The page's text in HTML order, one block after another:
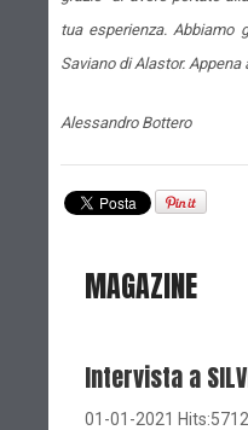
tua esperienza. Abbiamo
Saviano di Alastor.
Alessandro Bottero
MAGAZINE
Intervista a
01-01-2021 Hits:5712